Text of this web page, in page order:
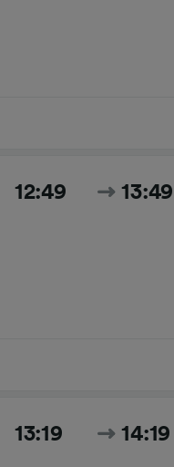
12:49 13:49
13:19 14:19